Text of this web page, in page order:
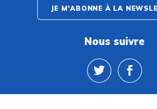
JE M'ABONNE À LA
Nous suivre